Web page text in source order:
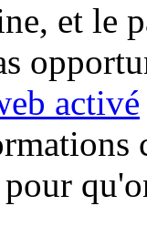
et le
activé